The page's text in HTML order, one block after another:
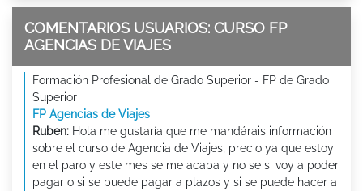
COMENTARIOS USUARIOS: CURSO FP
AGENCIAS DE VIAJES
Formación Profesional de Grado Superior - FP de Grado
Superior
FP Agencias de Viajes
Ruben: Hola me gustaría que me mandárais información
sobre el curso de Agencia de Viajes, precio ya que estoy
en el paro y este mes se me acaba y no se si voy a poder
pagar o si se puede pagar a plazos y si se puede hacer a